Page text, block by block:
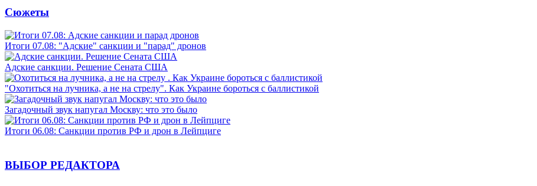
Сюжеты
Итоги 07.08: "Адские" санкции и "парад" дронов
Адские санкции. Решение Сената США
"Охотиться на лучника, а не на стрелу". Как Украине бороться с баллистикой
Загадочный звук напугал Москву: что это было
Итоги 06.08: Санкции против РФ и дрон в Лейпциге
ВЫБОР РЕДАКТОРА